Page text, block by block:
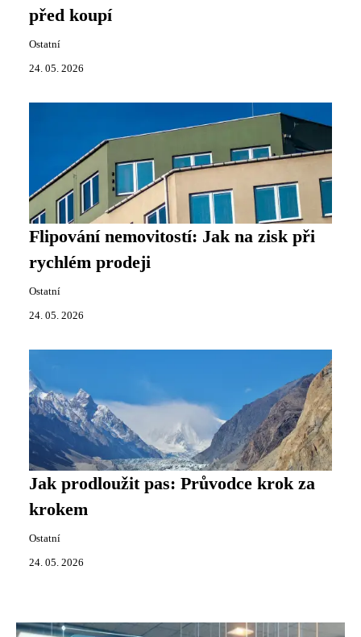
před koupí
Ostatní
24. 05. 2026
Flipování nemovitostí: Jak na zisk při
rychlém prodeji
Ostatní
24. 05. 2026
Jak prodloužit pas: Průvodce krok za
krokem
Ostatní
24. 05. 2026